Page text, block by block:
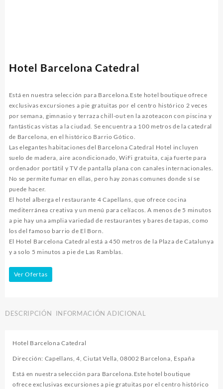
Hotel Barcelona Catedral
Está en nuestra selección para Barcelona.Este hotel boutique ofrece
exclusivas excursiones a pie gratuitas por el centro histórico 2 veces
por semana, gimnasio y terraza chill-out en la azoteacon con piscina y
fantásticas vistas a la ciudad. Se encuentra a 100 metros de la catedral
de Barcelona, ​​en el histórico Barrio Gótico.
Las elegantes habitaciones del Barcelona Catedral Hotel incluyen
suelo de madera, aire acondicionado, WiFi gratuita, caja fuerte para
ordenador portátil y TV de pantalla plana con canales internacionales.
No se permite fumar en ellas, pero hay zonas comunes donde sí se
puede hacer.
El hotel alberga el restaurante 4 Capellans, que ofrece cocina
mediterránea creativa y un menú para celíacos. A menos de 5 minutos
a pie hay una amplia variedad de restaurantes y bares de tapas, como
los del famoso barrio de El Born.
El Hotel Barcelona Catedral está a 450 metros de la Plaza de Catalunya
y a solo 5 minutos a pie de Las Ramblas.
Ver Ofertas
DESCRIPCIÓN INFORMACIÓN ADICIONAL
Hotel Barcelona Catedral
Dirección: Capellans, 4, Ciutat Vella, 08002 Barcelona, España
Está en nuestra selección para Barcelona.Este hotel boutique
ofrece exclusivas excursiones a pie gratuitas por el centro histórico